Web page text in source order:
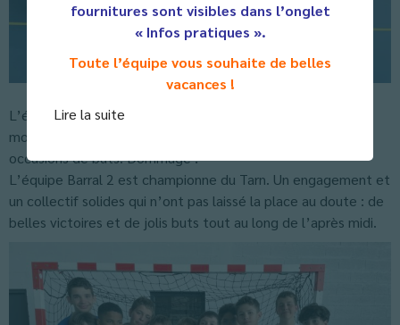
fournitures sont visibles dans l’onglet
« Infos pratiques ».
Toute l’équipe vous souhaite de belles
vacances !
Lire la suite
L’équipe Barral 1 termine 6° et n’a pas démérité. Elle a
montré un bel état d’esprit et un joli collectif, de belles
occasions de buts. Dommage !
L’équipe Barral 2 est championne du Tarn. Un engagement et
un collectif solides qui n’ont pas laissé la place au doute : de
belles victoires et de jolis buts tout au long de l’après midi.